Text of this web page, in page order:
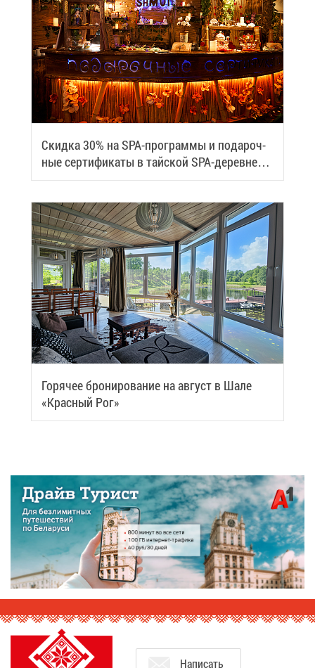
Скид­ка 30% на SPA-про­грам­мы и по­да­роч­
ные сер­ти­фи­ка­ты в тай­ской SPA-де­ревне
Samui
Го­ря­чее бро­ни­ро­ва­ние на ав­густ в Ша­ле
«Крас­ный Рог»
На­пи­сать